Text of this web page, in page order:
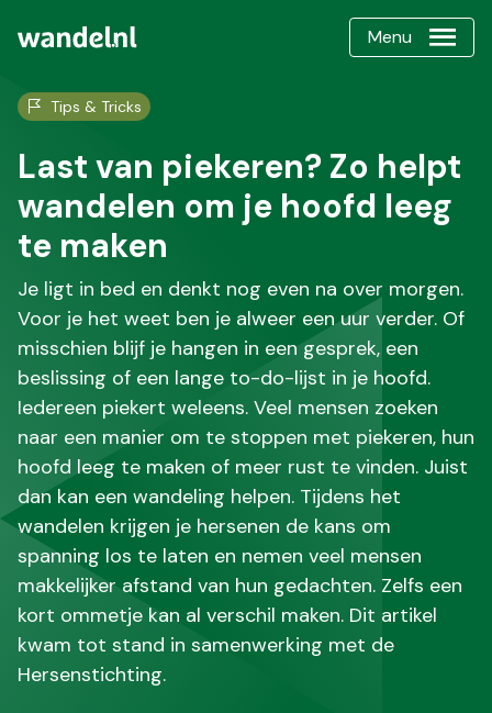
Menu
Tips & Tricks
Last van piekeren? Zo helpt
wandelen om je hoofd leeg
te maken
Je ligt in bed en denkt nog even na over morgen.
Voor je het weet ben je alweer een uur verder. Of
misschien blijf je hangen in een gesprek, een
beslissing of een lange to-do-lijst in je hoofd.
Iedereen piekert weleens. Veel mensen zoeken
naar een manier om te stoppen met piekeren, hun
hoofd leeg te maken of meer rust te vinden. Juist
dan kan een wandeling helpen. Tijdens het
wandelen krijgen je hersenen de kans om
spanning los te laten en nemen veel mensen
makkelijker afstand van hun gedachten. Zelfs een
kort ommetje kan al verschil maken. Dit artikel
kwam tot stand in samenwerking met de
Hersenstichting.